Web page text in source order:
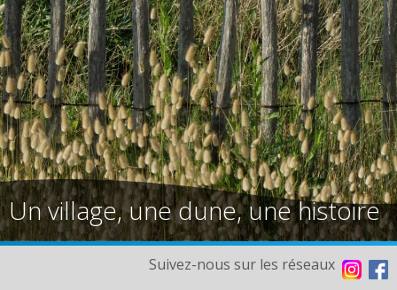
Un village, une dune, une histoire
Suivez-nous sur les réseaux